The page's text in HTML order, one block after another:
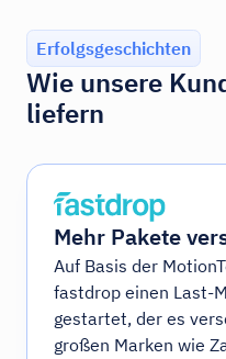
Erfolgsgeschichten
Wie unsere
liefern
Mehr Pakete
Auf Basis der
fastdrop einen Last-
gestartet, der es
großen Marken wie